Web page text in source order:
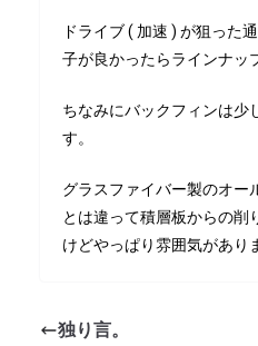
ドライブ ( 加速 ) が狙った
子が良かったらラインナッ
ちなみにバックフィンは少
す。
グラスファイバー製のオー
とは違って積層板からの削
けどやっぱり雰囲気があり
独り言。